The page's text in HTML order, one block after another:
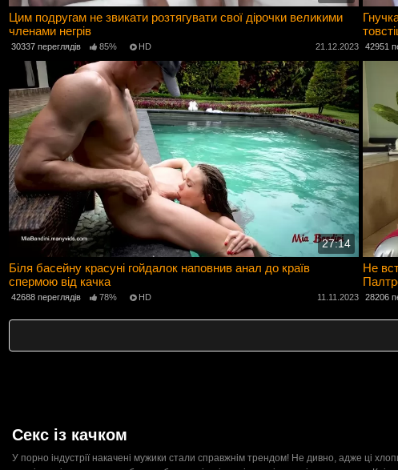
Цим подругам не звикати розтягувати свої дірочки великими
членами негрів
30337 переглядів 85% HD 21.12.2023 42951
27:14
Біля басейну красуні гойдалок наповнив анал до країв
спермою від качка
42688 переглядів 78% HD 11.11.2023
Не
28206
Секс із качком
У порно індустрії накачені мужики стали справжнім трендом! Не дивно, адже ці